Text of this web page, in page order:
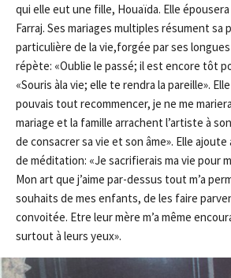
qui elle eut une fille, Houaïda. Elle
Farraj. Ses mariages multiples résument sa
particulière de la vie,forgée par ses
répète: «Oublie le passé; il est encore tôt
«Souris àla vie; elle te rendra la pareille».
pouvais tout recommencer, je ne me
mariage et la famille arrachent l’artiste à
de consacrer sa vie et son âme». Elle
de méditation: «Je sacrifierais ma vie pour
Mon art que j’aime par-dessus tout m’a
souhaits de mes enfants, de les faire
convoitée. Etre leur mère m’a même
surtout à leurs yeux».